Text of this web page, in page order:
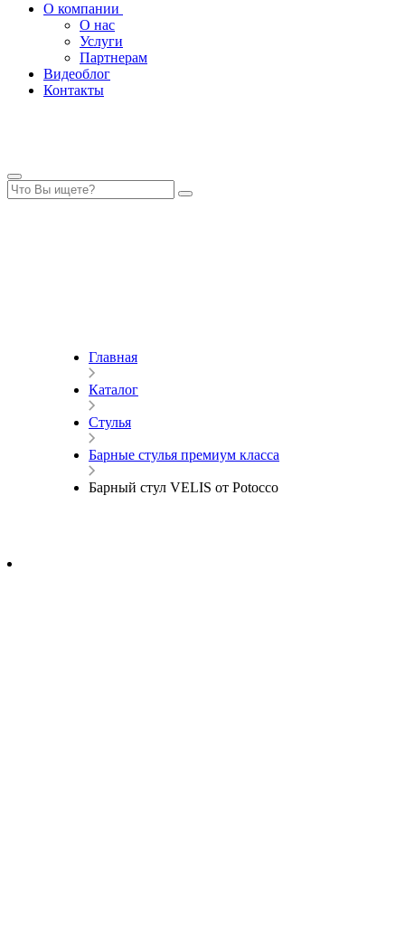
О компании
О нас
Услуги
Партнерам
Видеоблог
Контакты
Главная
Каталог
Стулья
Барные стулья премиум класса
Барный стул VELIS от Potocco